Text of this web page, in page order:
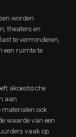
worden
theaters en
te verminderen,
een ruimte te
akoestische
aan
ook
waarde van een
vaak op